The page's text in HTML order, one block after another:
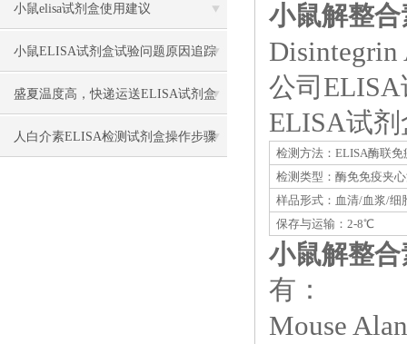
小鼠elisa试剂盒使用建议
小鼠ELISA试剂盒试验问题原因追踪
盛夏温度高，快递运送ELISA试剂盒
要做哪些保温保冷措施防止失效？
人白介素ELISA检测试剂盒​操作步骤
小鼠解整
Disintegrin
公司
ELISA试
检测方法：ELISA酶联免
检测类型：酶免免疫夹
样品形式：血清/血浆/细
保存与运输：2-8℃
小鼠解整
有：
Mouse